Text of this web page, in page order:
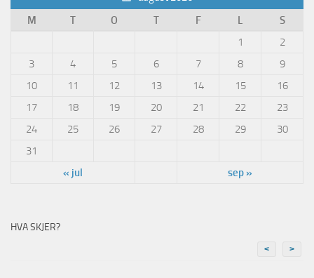
M
T O T F L
S
1
2
3
4 5 6 7 8
9
10
11 12 13 14 15
16
17
18 19 20 21 22
23
24
25 26 27 28 29
30
31
« jul
sep »
HVA SKJER?
< >